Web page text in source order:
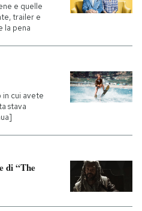
e quelle
trailer e
la pena
in cui avete
stava
di “The